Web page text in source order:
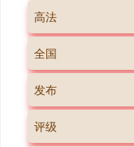
高法
全国
发布
评级